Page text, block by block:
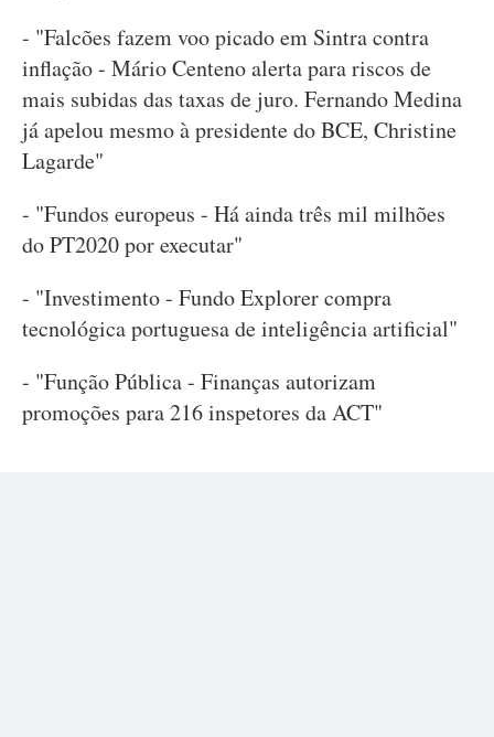
- "Falcões fazem voo picado em Sintra contra
inflação - Mário Centeno alerta para riscos de
mais subidas das taxas de juro. Fernando Medina
já apelou mesmo à presidente do BCE, Christine
Lagarde"
- "Fundos europeus - Há ainda três mil milhões
do PT2020 por executar"
- "Investimento - Fundo Explorer compra
tecnológica portuguesa de inteligência artificial"
- "Função Pública - Finanças autorizam
promoções para 216 inspetores da ACT"